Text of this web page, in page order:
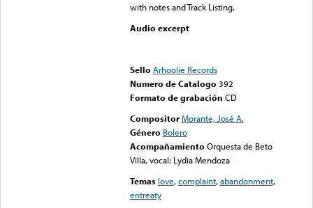
with notes and Track Listing.
Audio excerpt
Sello Arhoolie Records
Numero de Catalogo 392
Formato de grabación CD
Compositor Morante, José A.
Género Bolero
Acompañamiento Orquesta de Beto
Villa, vocal: Lydia Mendoza
Temas love,complaint,abandonment,
entreaty